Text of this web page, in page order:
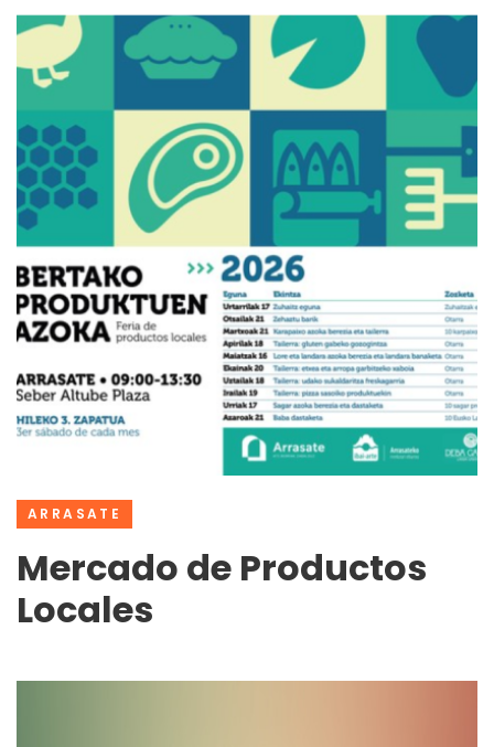
ARRASATE
Mercado de Productos
Locales